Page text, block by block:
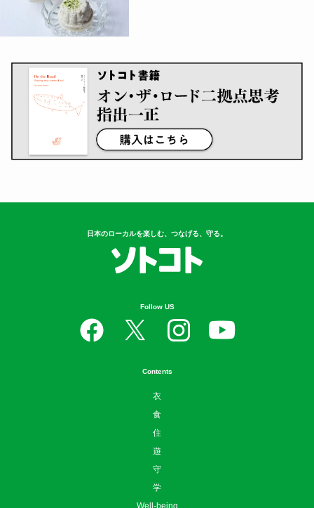
日本のローカルを楽しむ、つなげる、守る。
Follow US
Contents
衣
食
住
遊
守
学
Well-being